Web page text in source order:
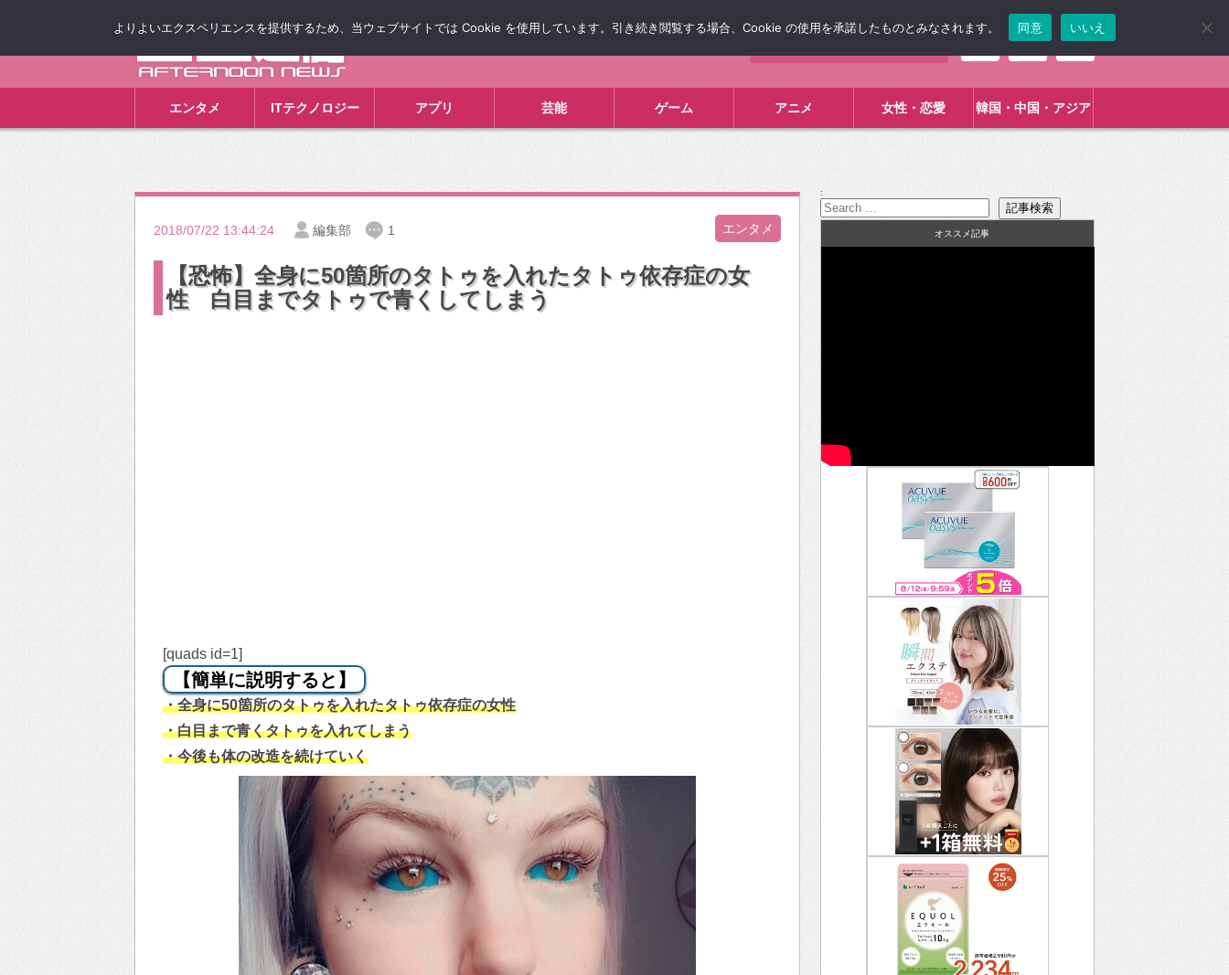
エンタメ ITテクノロジー アプリ 芸能 ゲーム アニメ 女性・恋愛 韓国・中国・アジア
2018/07/22 13:44:24 編集部 1 エンタメ
【恐怖】全身に50箇所のタトゥを入れたタトゥ依存症の女
性 白目までタトゥで青くしてしまう
[quads id=1]
【簡単に説明すると】
・全身に50箇所のタトゥを入れたタトゥ依存症の女性
・白目まで青くタトゥを入れてしまう
・今後も体の改造を続けていく
:
オススメ記事
よりよいエクスペリエンスを提供するため、当ウェブサイトでは Cookie を使用しています。引き続き閲覧する場合、Cookie の使用を承諾したものとみなされます。 同意 いいえ